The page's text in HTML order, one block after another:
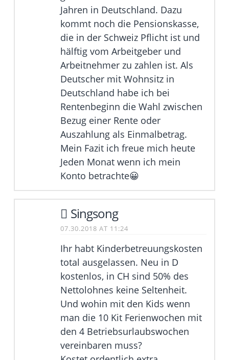
Jahren in Deutschland. Dazu
kommt noch die Pensionskasse,
die in der Schweiz Pflicht ist und
hälftig vom Arbeitgeber und
Arbeitnehmer zu zahlen ist. Als
Deutscher mit Wohnsitz in
Deutschland habe ich bei
Rentenbeginn die Wahl zwischen
Bezug einer Rente oder
Auszahlung als Einmalbetrag.
Mein Fazit ich freue mich heute
Jeden Monat wenn ich mein
Konto betrachte😀
Singsong
07.30.2018 AT 11:24
Ihr habt Kinderbetreuungskosten
total ausgelassen. Neu in D
kostenlos, in CH sind 50% des
Nettolohnes keine Seltenheit.
Und wohin mit den Kids wenn
man die 10 Kit Ferienwochen mit
den 4 Betriebsurlaubswochen
vereinbaren muss?